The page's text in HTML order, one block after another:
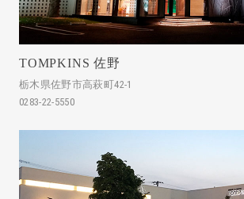
TOMPKINS 佐野
栃木県佐野市高萩町42-1
0283-22-5550